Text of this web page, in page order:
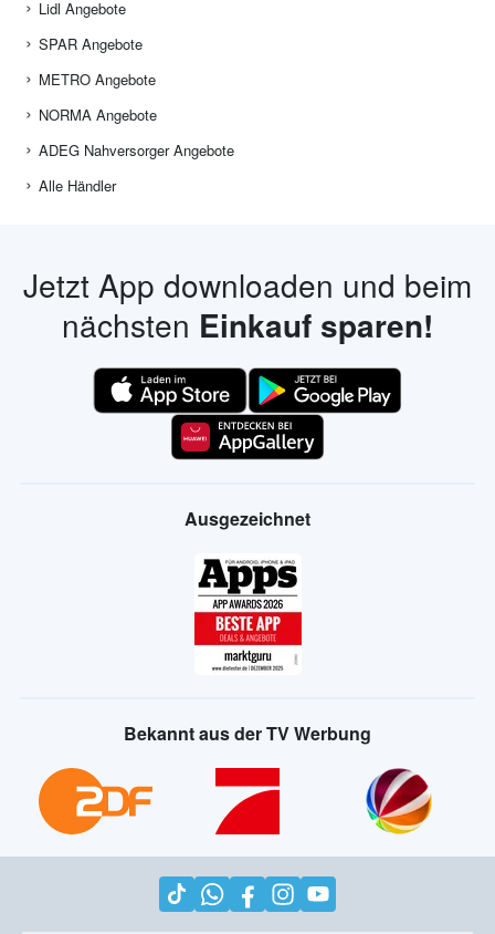
Lidl Angebote
SPAR Angebote
METRO Angebote
NORMA Angebote
ADEG Nahversorger Angebote
Alle Händler
Jetzt App downloaden und beim
nächsten Einkauf sparen!
Ausgezeichnet
Bekannt aus der TV Werbung